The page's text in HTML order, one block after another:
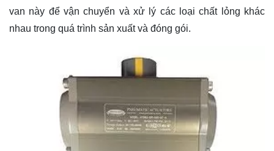
van này để vận chuyển và xử lý các loại chất lỏng khác
nhau trong quá trình sản xuất và đóng gói.